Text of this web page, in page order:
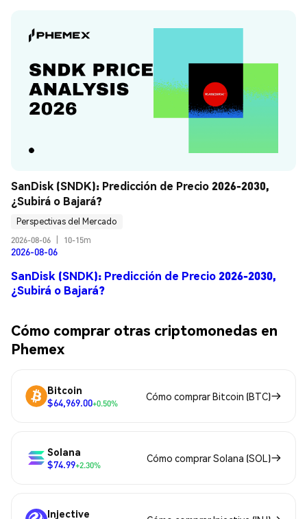
SanDisk (SNDK): Predicción de Precio 2026-2030,
¿Subirá o Bajará?
Perspectivas del Mercado
2026-08-06
10-15m
2026-08-06
SanDisk (SNDK): Predicción de Precio 2026-2030,
¿Subirá o Bajará?
Cómo comprar otras criptomonedas en
Phemex
Bitcoin
$64,969.00+0.50%
Cómo comprar Bitcoin (BTC)
Solana
$74.99+2.30%
Cómo comprar Solana (SOL)
Injective